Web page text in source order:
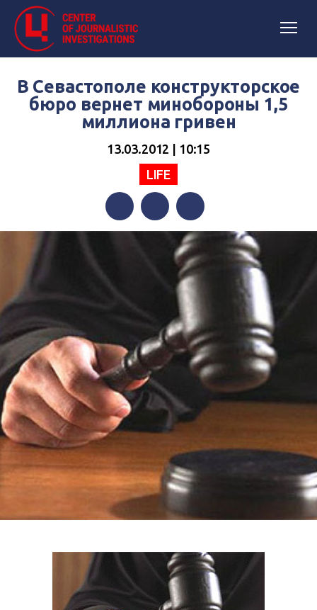
В Севастополе конструкторское
бюро вернет минобороны 1,5
миллиона гривен
13.03.2012 | 10:15
LIFE
FacebookTwitterTelegram